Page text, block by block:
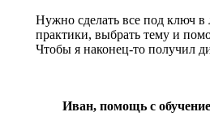
Нужно сделать все под ключ в
практики, выбрать тему и
Чтобы я наконец-то получил
Иван, помощь с